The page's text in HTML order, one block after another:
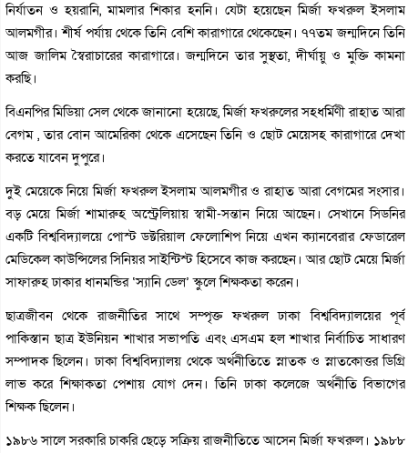
নির্যাতন ও হয়রানি, মামলার শিকার হননি। যেটা হয়েছেন মির্জা ফখরুল ইসলাম
আলমগীর। শীর্ষ পর্যায় থেকে তিনি বেশি কারাগারে থেকেছেন। ৭৭তম জন্মদিনে তিনি
আজ জালিম স্বৈরাচারের কারাগারে। জন্মদিনে তার সুস্থতা, দীর্ঘায়ু ও মুক্তি কামনা
করছি।
বিএনপির মিডিয়া সেল থেকে জানানো হয়েছে, মির্জা ফখরুলের সহধর্মিণী রাহাত আরা
বেগম , তার বোন আমেরিকা থেকে এসেছেন তিনি ও ছোট মেয়েসহ কারাগারে দেখা
করতে যাবেন দুপুরে।
দুই মেয়েকে নিয়ে মির্জা ফখরুল ইসলাম আলমগীর ও রাহাত আরা বেগমের সংসার।
বড় মেয়ে মির্জা শামারুহ অস্ট্রেলিয়ায় স্বামী-সন্তান নিয়ে আছেন। সেখানে সিডনির
একটি বিশ্ববিদ্যালয়ে পোস্ট ডক্টরিয়াল ফেলোশিপ নিয়ে এখন ক্যানবেরার ফেডারেল
মেডিকেল কাউন্সিলের সিনিয়র সাইন্টিস্ট হিসেবে কাজ করছেন। আর ছোট মেয়ে মির্জা
সাফারুহ ঢাকার ধানমন্ডির ‘স্যানি ডেল’ স্কুলে শিক্ষকতা করেন।
ছাত্রজীবন থেকে রাজনীতির সাথে সম্পৃক্ত ফখরুল ঢাকা বিশ্ববিদ্যালয়ের পূর্ব
পাকিস্তান ছাত্র ইউনিয়ন শাখার সভাপতি এবং এসএম হল শাখার নির্বাচিত সাধারণ
সম্পাদক ছিলেন। ঢাকা বিশ্ববিদ্যালয় থেকে অর্থনীতিতে স্নাতক ও স্নাতকোত্তর ডিগ্রি
লাভ করে শিক্ষাকতা পেশায় যোগ দেন। তিনি ঢাকা কলেজে অর্থনীতি বিভাগের
শিক্ষক ছিলেন।
১৯৮৬ সালে সরকারি চাকরি ছেড়ে সক্রিয় রাজনীতিতে আসেন মির্জা ফখরুল। ১৯৮৮